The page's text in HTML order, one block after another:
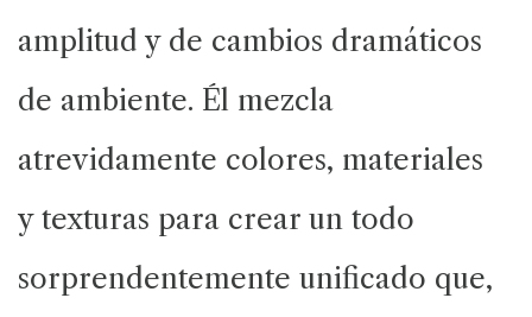
amplitud y de cambios dramáticos
de ambiente. Él mezcla
atrevidamente colores, materiales
y texturas para crear un todo
sorprendentemente unificado que,